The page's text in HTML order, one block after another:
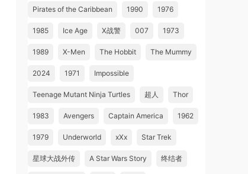
Pirates of the Caribbean 1990 1976
1985 Ice Age X战警 007 1973
1989 X-Men The Hobbit The Mummy
2024 1971 Impossible
Teenage Mutant Ninja Turtles 超人 Thor
1983 Avengers Captain America 1962
1979 Underworld xXx Star Trek
星球大战外传 A Star Wars Story 终结者